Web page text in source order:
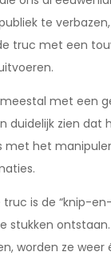
te
truc met een
met een
duidelijk zien
met het
truc is de “knip-
stukken
worden ze